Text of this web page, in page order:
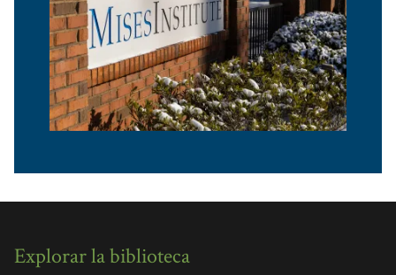
Explorar la biblioteca